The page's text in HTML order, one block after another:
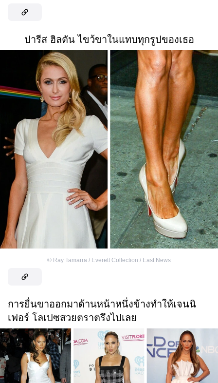
ปารีส ฮิลตัน ไขว้ขาในแทบทุกรูปของเธอ
© Ray Tamarra / Everett Collection / East News
การยื่นขาออกมาด้านหน้าหนึ่งข้างทำให้เจนนิ
เฟอร์ โลเปซสวยตราตรึงไปเลย